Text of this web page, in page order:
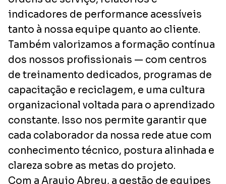
indicadores de performance acessíveis
tanto à nossa equipe quanto ao cliente.
Também valorizamos a formação contínua
dos nossos profissionais — com centros
de treinamento dedicados, programas de
capacitação e reciclagem, e uma cultura
organizacional voltada para o aprendizado
constante. Isso nos permite garantir que
cada colaborador da nossa rede atue com
conhecimento técnico, postura alinhada e
clareza sobre as metas do projeto.
Com a Araujo Abreu, a gestão de equipes